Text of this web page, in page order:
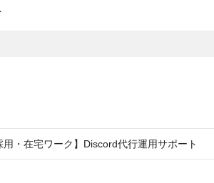
用・在宅ワーク】Discord代行運用サポート